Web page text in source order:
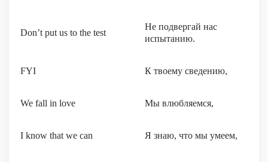
Don’t put us to the test
Не подвергай нас
испытанию.
FYI К твоему сведению,
We fall in love Мы влюбляемся,
I know that we can Я знаю, что мы умеем,